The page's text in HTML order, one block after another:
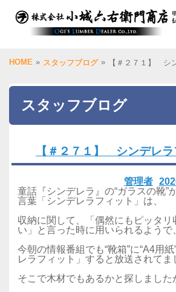
HOME » スタッフブログ » 【＃２７１】 シ
スタッフブログ
【＃２７１】 シンデレラ
管理者
童話『シンデレラ』の“ガラスの靴”
言葉「シンデレラフィット」は、
収納に関して、「偶然にもピッタリ
い」と言った時に用いられるようで
今朝の情報番組でも“靴箱”に“A4用紙
レラフィット」すると放送されてま
そこで木材でもあるかと探しました